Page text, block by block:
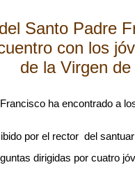
Santo Padre
con los
de la Virgen
ha encontrado a
por el rector del
dirigidas por cuatro